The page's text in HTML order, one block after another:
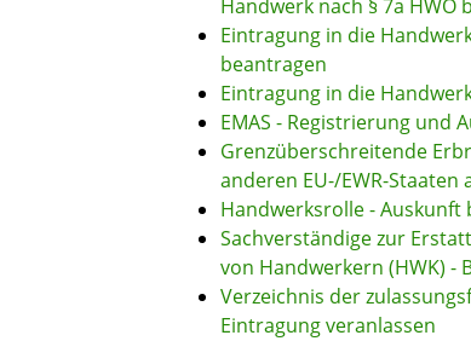
Handwerk nach § 7a HWO
Eintragung in die
beantragen
Eintragung in die
EMAS - Registrierung und
Grenzüberschreitende
anderen EU-/EWR-Staaten
Handwerksrolle - Auskunft
Sachverständige zur
von Handwerkern (HWK) -
Verzeichnis der
Eintragung veranlassen